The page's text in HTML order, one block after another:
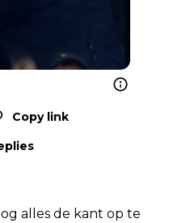
Copy link
alles de kant op te